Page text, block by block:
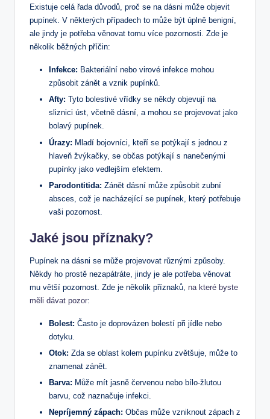
Existuje celá řada důvodů, proč se na dásni může objevit
pupínek. V některých případech to může být úplně benigní,
ale jindy je potřeba věnovat tomu více pozornosti. Zde je
několik běžných příčin:
Infekce: Bakteriální nebo virové infekce mohou
způsobit zánět a vznik pupínků.
Afty: Tyto bolestivé vřídky se někdy objevují na
sliznici úst, včetně dásní, a mohou se projevovat jako
bolavý pupínek.
Úrazy: Mladí bojovníci, kteří se potýkají s jednou z
hlaveň žvýkačky, se občas potýkají s nanečenými
pupínky jako vedlejším efektem.
Parodontitida: Zánět dásní může způsobit zubní
absces, což je nacházející se pupínek, který potřebuje
vaši pozornost.
Jaké jsou příznaky?
Pupínek na dásni se může projevovat různými způsoby.
Někdy ho prostě nezapátráte, jindy je ale potřeba věnovat
mu větší pozornost. Zde je několik příznaků, na které byste
měli dávat pozor:
Bolest: Často je doprovázen bolestí při jídle nebo
dotyku.
Otok: Zda se oblast kolem pupínku zvětšuje, může to
znamenat zánět.
Barva: Může mít jasně červenou nebo bílo-žlutou
barvu, což naznačuje infekci.
Nepríjemný zápach: Občas může vzniknout zápach z